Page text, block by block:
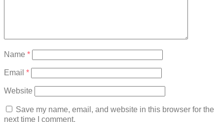
Name *
Email *
Website
Save my name, email, and website in this browser for the
next time I comment.